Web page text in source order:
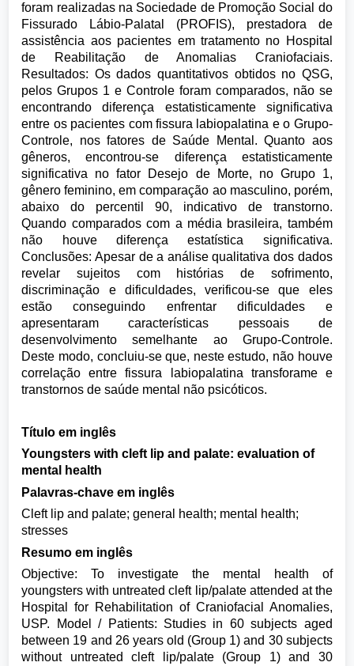
foram realizadas na Sociedade de Promoção Social do
Fissurado Lábio-Palatal (PROFIS), prestadora de
assistência aos pacientes em tratamento no Hospital
de Reabilitação de Anomalias Craniofaciais.
Resultados: Os dados quantitativos obtidos no QSG,
pelos Grupos 1 e Controle foram comparados, não se
encontrando diferença estatisticamente significativa
entre os pacientes com fissura labiopalatina e o Grupo-
Controle, nos fatores de Saúde Mental. Quanto aos
gêneros, encontrou-se diferença estatisticamente
significativa no fator Desejo de Morte, no Grupo 1,
gênero feminino, em comparação ao masculino, porém,
abaixo do percentil 90, indicativo de transtorno.
Quando comparados com a média brasileira, também
não houve diferença estatística significativa.
Conclusões: Apesar de a análise qualitativa dos dados
revelar sujeitos com histórias de sofrimento,
discriminação e dificuldades, verificou-se que eles
estão conseguindo enfrentar dificuldades e
apresentaram características pessoais de
desenvolvimento semelhante ao Grupo-Controle.
Deste modo, concluiu-se que, neste estudo, não houve
correlação entre fissura labiopalatina transforame e
transtornos de saúde mental não psicóticos.
Título em inglês
Youngsters with cleft lip and palate: evaluation of
mental health
Palavras-chave em inglês
Cleft lip and palate; general health; mental health;
stresses
Resumo em inglês
Objective: To investigate the mental health of
youngsters with untreated cleft lip/palate attended at the
Hospital for Rehabilitation of Craniofacial Anomalies,
USP. Model / Patients: Studies in 60 subjects aged
between 19 and 26 years old (Group 1) and 30 subjects
without untreated cleft lip/palate (Group 1) and 30